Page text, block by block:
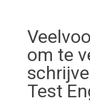
om te
Test